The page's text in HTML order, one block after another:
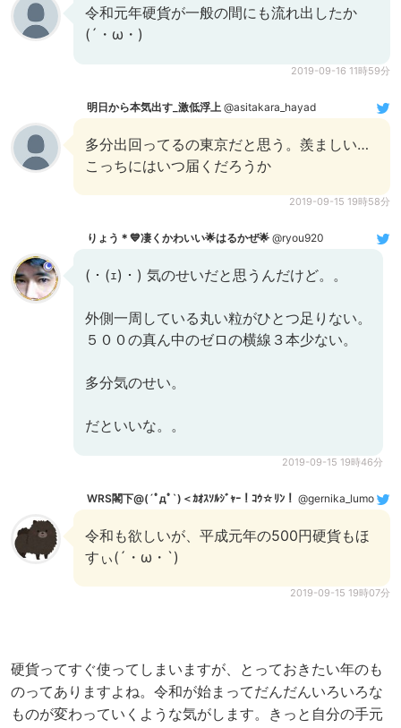
令和元年硬貨が一般の間にも流れ出したか
(´・ω・)
2019-09-16 11時59分
明日から本気出す_激低浮上 @asitakara_hayad
多分出回ってるの東京だと思う。羨ましい…
こっちにはいつ届くだろうか
2019-09-15 19時58分
りょう＊💙凄くかわいい🌟はるかぜ🌟 @ryou920
(・(ｪ)・) 気のせいだと思うんだけど。。
外側一周している丸い粒がひとつ足りない。
５００の真ん中のゼロの横線３本少ない。
多分気のせい。
だといいな。。
2019-09-15 19時46分
WRS閣下@(´ﾟдﾟ`)＜ｶｵｽｿﾙｼﾞｬｰ！ｺｳ☆ﾘﾝ！ @gernika_lumo
令和も欲しいが、平成元年の500円硬貨もほ
すぃ(´・ω・`)
2019-09-15 19時07分
硬貨ってすぐ使ってしまいますが、とっておきたい年のも
のってありますよね。令和が始まってだんだんいろいろな
ものが変わっていくような気がします。きっと自分の手元